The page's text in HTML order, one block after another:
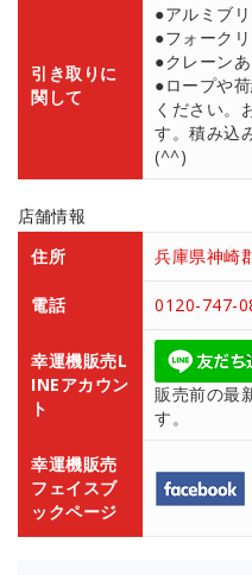
引き取りに
関して
●アルミブリ
●フォークリ
●クレーンあ
●ロープや
ください。
す。積み込
(^^)
店舗情報
住所
兵庫県神崎
電話 0120-747-
幸運機販売L
INEアカウン
ト
販売前の最
す。
幸運機販売
フェイスブ
ックページ